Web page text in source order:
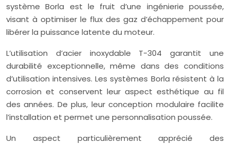
système Borla est le fruit d’une ingénierie poussée,
visant à optimiser le flux des gaz d’échappement pour
libérer la puissance latente du moteur.
L’utilisation d’acier inoxydable T-304 garantit une
durabilité exceptionnelle, même dans des conditions
d’utilisation intensives. Les systèmes Borla résistent à la
corrosion et conservent leur aspect esthétique au fil
des années. De plus, leur conception modulaire facilite
l’installation et permet une personnalisation poussée.
Un aspect particulièrement apprécié des